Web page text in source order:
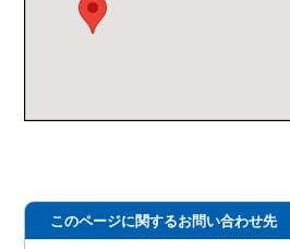
このページに関するお問い合わせ先